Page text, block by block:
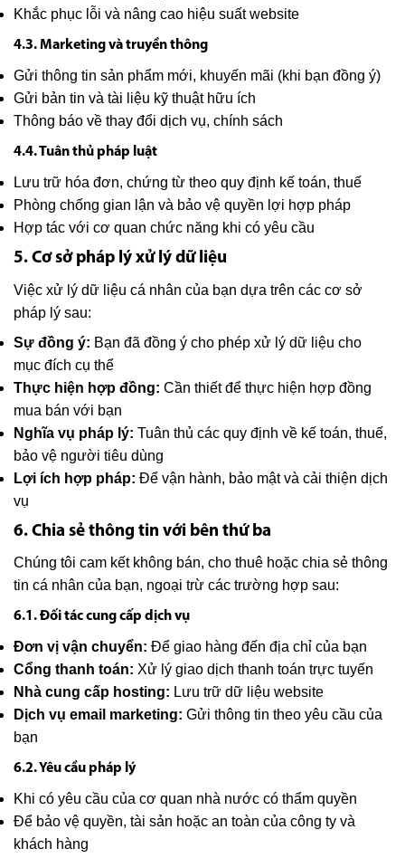
Khắc phục lỗi và nâng cao hiệu suất website
4.3. Marketing và truyền thông
Gửi thông tin sản phẩm mới, khuyến mãi (khi bạn đồng ý)
Gửi bản tin và tài liệu kỹ thuật hữu ích
Thông báo về thay đổi dịch vụ, chính sách
4.4. Tuân thủ pháp luật
Lưu trữ hóa đơn, chứng từ theo quy định kế toán, thuế
Phòng chống gian lận và bảo vệ quyền lợi hợp pháp
Hợp tác với cơ quan chức năng khi có yêu cầu
5. Cơ sở pháp lý xử lý dữ liệu
Việc xử lý dữ liệu cá nhân của bạn dựa trên các cơ sở
pháp lý sau:
Sự đồng ý: Bạn đã đồng ý cho phép xử lý dữ liệu cho
mục đích cụ thể
Thực hiện hợp đồng: Cần thiết để thực hiện hợp đồng
mua bán với bạn
Nghĩa vụ pháp lý: Tuân thủ các quy định về kế toán, thuế,
bảo vệ người tiêu dùng
Lợi ích hợp pháp: Để vận hành, bảo mật và cải thiện dịch
vụ
6. Chia sẻ thông tin với bên thứ ba
Chúng tôi cam kết không bán, cho thuê hoặc chia sẻ thông
tin cá nhân của bạn, ngoại trừ các trường hợp sau:
6.1. Đối tác cung cấp dịch vụ
Đơn vị vận chuyển: Để giao hàng đến địa chỉ của bạn
Cổng thanh toán: Xử lý giao dịch thanh toán trực tuyến
Nhà cung cấp hosting: Lưu trữ dữ liệu website
Dịch vụ email marketing: Gửi thông tin theo yêu cầu của
bạn
6.2. Yêu cầu pháp lý
Khi có yêu cầu của cơ quan nhà nước có thẩm quyền
Để bảo vệ quyền, tài sản hoặc an toàn của công ty và
khách hàng